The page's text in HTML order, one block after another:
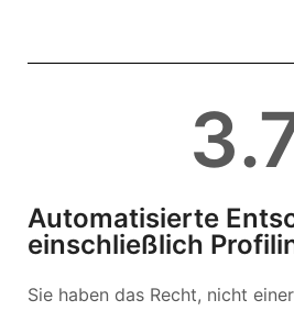
3
Automatisierte
einschließlich
Sie haben das Recht, nicht